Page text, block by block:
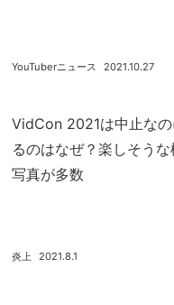
VidCon 2021は中止な
るのはなぜ？楽しそう
写真が多数
2021.10.27
YouTuberニュース
2021.8.1
炎上